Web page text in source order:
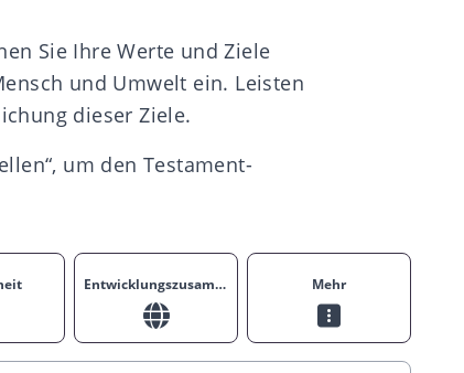
Sie Ihre Werte und Ziele
und Umwelt ein. Leisten
dieser Ziele.
um den Testament-
Entwicklungszusammenarbeit Mehr